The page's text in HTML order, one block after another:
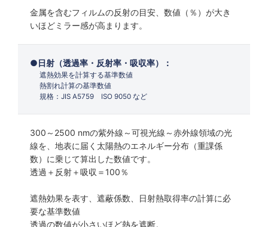
金属を含むフィルムの反射の目安、数値（％）が大き
いほどミラー感が高まります。
日射（透過率・反射率・吸収率）：
遮熱効果を計算する基準数値
熱割れ計算の基準数値
規格：JIS A5759 ISO 9050 など
300～2500 nmの紫外線～可視光線～赤外線領域の光
線を、地表に届く太陽熱のエネルギー分布（重課係
数）に乗じて算出した数値です。
透過＋反射＋吸収＝100％
遮熱効果を表す、遮蔽係数、日射熱取得率の計算に必
要な基準数値
透過の数値が小さいほど熱を遮断。